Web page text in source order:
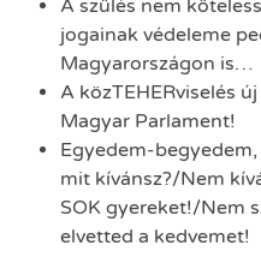
A szülés nem
jogainak védeleme
Magyarországon is…
A közTEHERviselés
Magyar Parlament!
Egyedem-
mit kívánsz?/Nem
SOK gyereket!/Nem
elvetted a kedvemet!